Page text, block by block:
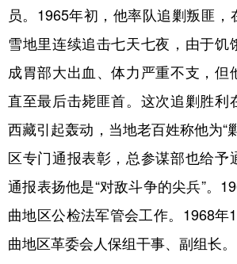
山东 河南 湖北
广东 广西 海南
四川 贵州 云南
陕西 甘肃 青海
员。1965年初，他率队追剿叛匪，
雪地里连续追击七天七夜，由于饥
成胃部大出血、体力严重不支，但
直至最后击毙匪首。这次追剿胜利
西藏引起轰动，当地老百姓称他为“
区专门通报表彰，总参谋部也给予
通报表扬他是“对敌斗争的尖兵”。
曲地区公检法军管会工作。1968年
曲地区革委会人保组干事、副组长